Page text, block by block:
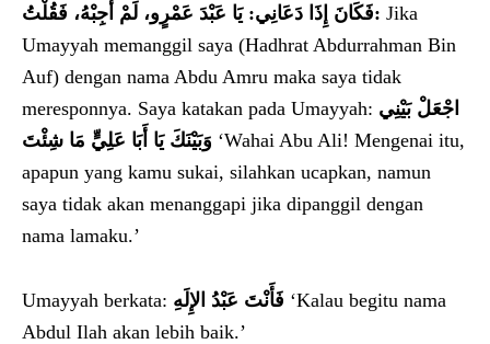
فَكَانَ إِذَا دَعَانِي: يَا عَبْدَ عَمْرٍو، لَمْ أُجِبْهُ، فَقُلْتُ: Jika
Umayyah memanggil saya (Hadhrat Abdurrahman Bin
Auf) dengan nama Abdu Amru maka saya tidak
meresponnya. Saya katakan pada Umayyah: اجْعَلْ بَيْنِي
وَبَيْنَكَ يَا أَبَا عَلِيٍّ مَا شِئْتَ ‘Wahai Abu Ali! Mengenai itu,
apapun yang kamu sukai, silahkan ucapkan, namun
saya tidak akan menanggapi jika dipanggil dengan
nama lamaku.’
Umayyah berkata: فَأَنْتَ عَبْدُ الإِلَهِ ‘Kalau begitu nama
Abdul Ilah akan lebih baik.’